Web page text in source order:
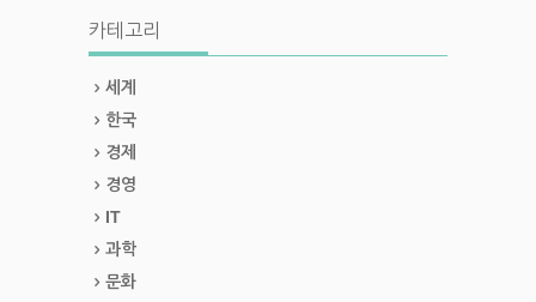
카테고리
세계
한국
경제
경영
IT
과학
문화